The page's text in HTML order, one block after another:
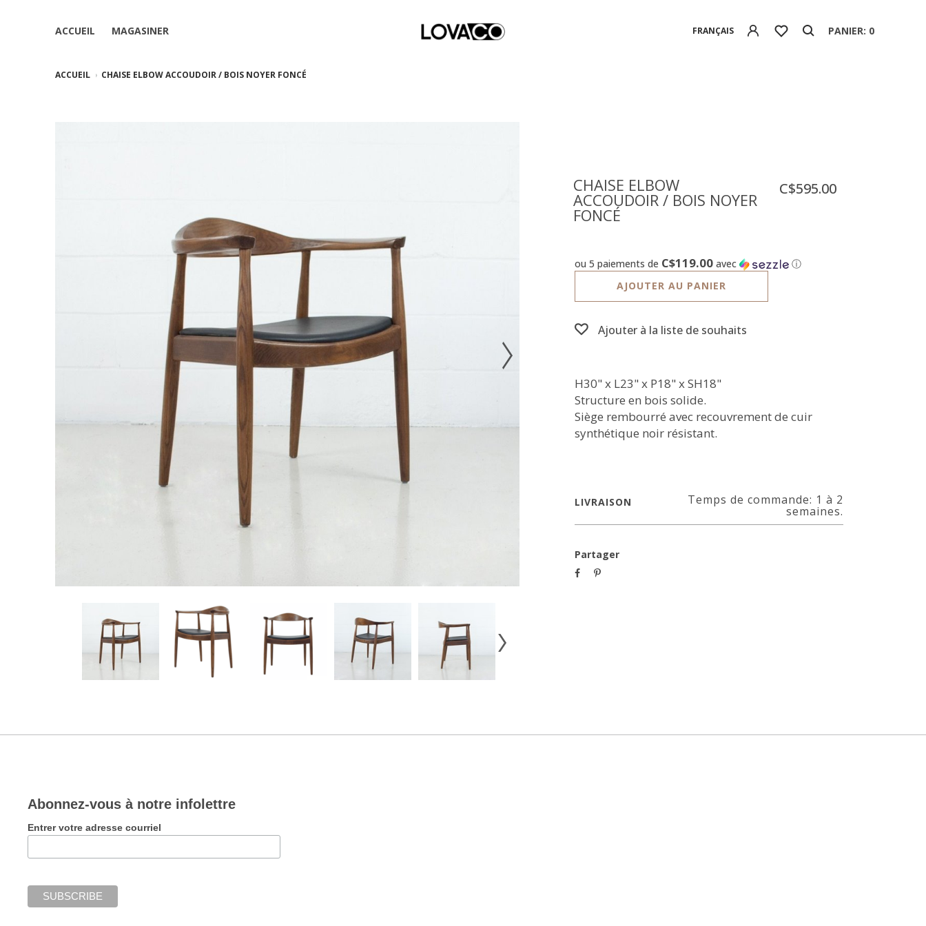
ACCUEIL MAGASINER FRANÇAIS PANIER: 0
ACCUEIL CHAISE ELBOW ACCOUDOIR / BOIS NOYER FONCÉ
CHAISE ELBOW
ACCOUDOIR / BOIS NOYER
FONCÉ
C$595.00
ou 5 paiements de C$119.00avec
ⓘ
AJOUTER AU PANIER
Ajouter à la liste de souhaits
H30" x L23" x P18" x SH18"
Structure en bois solide.
Siège rembourré avec recouvrement de cuir
synthétique noir résistant.
LIVRAISON Temps de commande: 1 à 2
semaines.
Partager
Abonnez-vous à notre infolettre
Entrer votre adresse courriel